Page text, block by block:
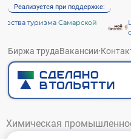
Реализуется при поддержке:
туризма Самарской
Биржа трудаВакансии·
Химическая